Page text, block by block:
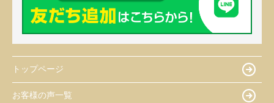
トップページ
お客様の声一覧